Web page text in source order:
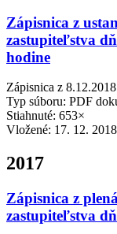
Zápisnica z
zastupiteľstva
hodine
Zápisnica z
Typ súboru: PDF
Stiahnuté: 653×
Vložené: 17. 12. 2018
2017
Zápisnica z
zastupiteľstva